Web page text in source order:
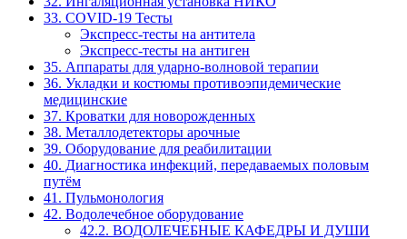
33. COVID-19 Тесты
Экспресс-тесты на антитела
Экспресс-тесты на антиген
35. Аппараты для ударно-волновой терапии
36. Укладки и костюмы противоэпидемические
медицинские
37. Кроватки для новорожденных
38. Металлодетекторы арочные
39. Оборудование для реабилитации
40. Диагностика инфекций, передаваемых половым
путём
41. Пульмонология
42. Водолечебное оборудование
42.2. ВОДОЛЕЧЕБНЫЕ КАФЕДРЫ И ДУШИ